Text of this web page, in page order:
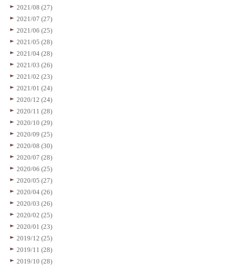
2021/08 (27)
2021/07 (27)
2021/06 (25)
2021/05 (28)
2021/04 (28)
2021/03 (26)
2021/02 (23)
2021/01 (24)
2020/12 (24)
2020/11 (28)
2020/10 (29)
2020/09 (25)
2020/08 (30)
2020/07 (28)
2020/06 (25)
2020/05 (27)
2020/04 (26)
2020/03 (26)
2020/02 (25)
2020/01 (23)
2019/12 (25)
2019/11 (28)
2019/10 (28)